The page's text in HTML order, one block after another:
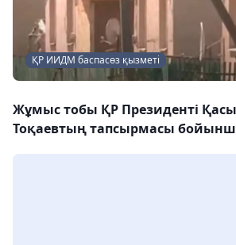
ҚР ИИДМ баспасөз қызметі
Жұмыс тобы ҚР Президенті
Тоқаевтың тапсырмасы